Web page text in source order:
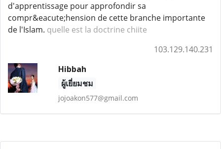
d'apprentissage pour approfondir sa
compr&eacute;hension de cette branche importante
de l'Islam. quelle est la doctrine chiite
103.129.140.231
Hibbah
ผู้เยี่ยมชม
jojoakon577@gmail.com